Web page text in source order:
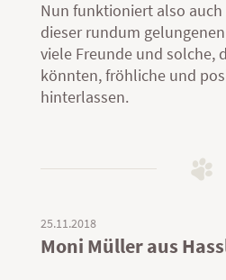
Nun funktioniert also auch
dieser rundum
viele Freunde und solche,
könnten, fröhliche und
hinterlassen.
25.11.2018
Moni Müller aus